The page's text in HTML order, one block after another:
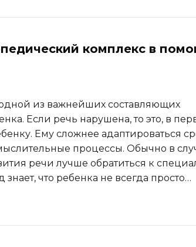
комплекс в
из важнейших составляющих
Если речь нарушена, то это, в
Ему сложнее адаптироваться
процессы. Обычно в
речи лучше обратиться к
что ребенка не всегда просто…